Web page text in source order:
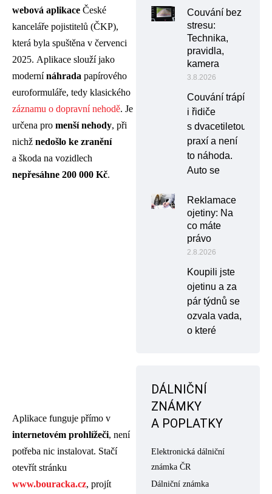
webová aplikace České
kanceláře pojistitelů (ČKP),
která byla spuštěna v červenci
2025. Aplikace slouží jako
modernínáhrada papírového
euroformuláře, tedy klasického
záznamu o dopravní nehodě. Je
určena pro menší nehody, při
nichž nedošlo ke zranění
a škoda na vozidlech
nepřesáhne 200 000 Kč.
Aplikace funguje přímo v
internetovém prohlížeči, není
potřeba nic instalovat. Stačí
otevřít stránku
www.bouracka.cz, projít
Couvání bez
stresu:
Technika,
pravidla,
kamera
3.8.2026
Couvání trápí
i řidiče
s dvacetiletou
praxí a není
to náhoda.
Auto se
Reklamace
ojetiny: Na
co máte
právo
2.8.2026
Koupili jste
ojetinu a za
pár týdnů se
ozvala vada,
o které
DÁLNIČNÍ
ZNÁMKY
A POPLATKY
Elektronická dálniční
známka ČR
Dálniční známka